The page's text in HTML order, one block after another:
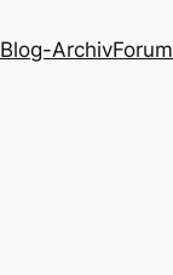
Blog-ArchivForum